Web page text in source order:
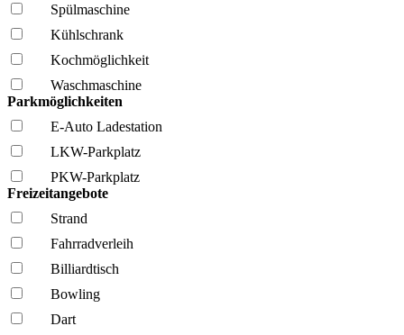
Spül­maschine
Kühl­schrank
Kochmöglich­keit
Wasch­maschine
Parkmöglichkeiten
E-Auto Ladestation
LKW-Parkplatz
PKW-Parkplatz
Freizeitangebote
Strand
Fahrrad­verleih
Billiardtisch
Bowling
Dart